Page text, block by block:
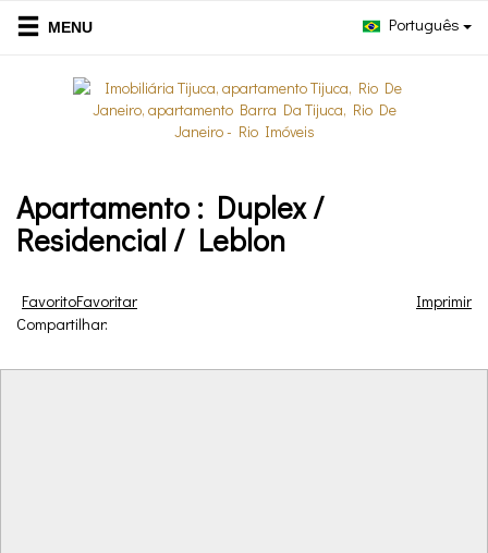
Português
Apartamento : Duplex /
Residencial / Leblon
FavoritoFavoritar
Imprimir
Compartilhar: